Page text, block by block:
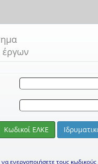
ενεργοποιήσετε τους